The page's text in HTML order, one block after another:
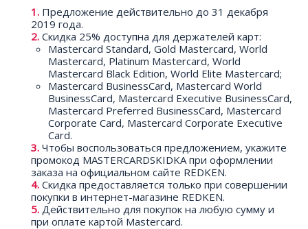
Предложение действительно до 31 декабря
2019 года.
Скидка 25% доступна для держателей карт:
Mastercard Standard, Gold Mastercard, World
Mastercard, Platinum Mastercard, World
Mastercard Black Edition, World Elite Mastercard;
Mastercard BusinessCard, Mastercard World
BusinessCard, Mastercard Executive BusinessCard,
Mastercard Preferred BusinessCard, Mastercard
Corporate Card, Mastercard Corporate Executive
Card.
Чтобы воспользоваться предложением, укажите
промокод MASTERCARDSKIDKA при оформлении
заказа на официальном сайте REDKEN.
Скидка предоставляется только при совершении
покупки в интернет-магазине REDKEN.
Действительно для покупок на любую сумму и
при оплате картой Mastercard.